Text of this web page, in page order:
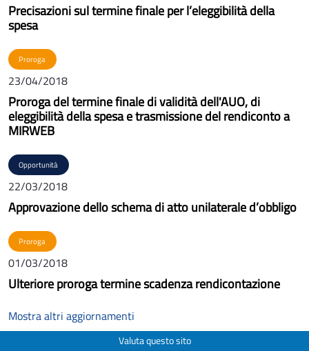
Precisazioni sul termine finale per l’eleggibilità della
spesa
Proroga
23/04/2018
Proroga del termine finale di validità dell'AUO, di
eleggibilità della spesa e trasmissione del rendiconto a
MIRWEB
Opportunità
22/03/2018
Approvazione dello schema di atto unilaterale d’obbligo
Proroga
01/03/2018
Ulteriore proroga termine scadenza rendicontazione
Mostra altri aggiornamenti
Valuta questo sito